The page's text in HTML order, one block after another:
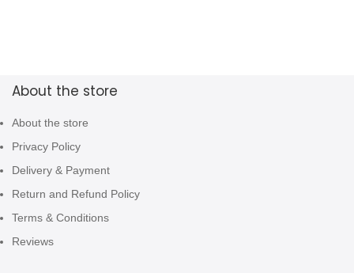
About the store
About the store
Privacy Policy
Delivery & Payment
Return and Refund Policy
Terms & Conditions
Reviews